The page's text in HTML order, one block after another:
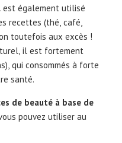
est également utilisé
recettes (thé, café,
toutefois aux excès !
il est fortement
qui consommés à forte
santé.
de beauté à base de
pouvez utiliser au